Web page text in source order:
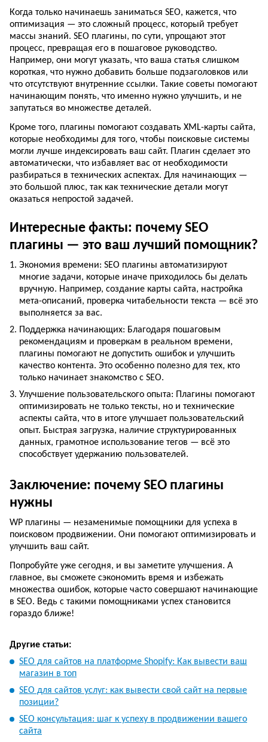
Когда только начинаешь заниматься SEO, кажется, что
оптимизация — это сложный процесс, который требует
массы знаний. SEO плагины, по сути, упрощают этот
процесс, превращая его в пошаговое руководство.
Например, они могут указать, что ваша статья слишком
короткая, что нужно добавить больше подзаголовков или
что отсутствуют внутренние ссылки. Такие советы помогают
начинающим понять, что именно нужно улучшить, и не
запутаться во множестве деталей.
Кроме того, плагины помогают создавать XML-карты сайта,
которые необходимы для того, чтобы поисковые системы
могли лучше индексировать ваш сайт. Плагин сделает это
автоматически, что избавляет вас от необходимости
разбираться в технических аспектах. Для начинающих —
это большой плюс, так как технические детали могут
оказаться непростой задачей.
Интересные факты: почему SEO
плагины — это ваш лучший помощник?
Экономия времени: SEO плагины автоматизируют
многие задачи, которые иначе приходилось бы делать
вручную. Например, создание карты сайта, настройка
мета-описаний, проверка читабельности текста — всё это
выполняется за вас.
Поддержка начинающих: Благодаря пошаговым
рекомендациям и проверкам в реальном времени,
плагины помогают не допустить ошибок и улучшить
качество контента. Это особенно полезно для тех, кто
только начинает знакомство с SEO.
Улучшение пользовательского опыта: Плагины помогают
оптимизировать не только тексты, но и технические
аспекты сайта, что в итоге улучшает пользовательский
опыт. Быстрая загрузка, наличие структурированных
данных, грамотное использование тегов — всё это
способствует удержанию пользователей.
Заключение: почему SEO плагины
нужны
WP плагины — незаменимые помощники для успеха в
поисковом продвижении. Они помогают оптимизировать и
улучшить ваш сайт.
Попробуйте уже сегодня, и вы заметите улучшения. А
главное, вы сможете сэкономить время и избежать
множества ошибок, которые часто совершают начинающие
в SEO. Ведь с такими помощниками успех становится
гораздо ближе!
Другие статьи:
SEO для сайтов на платформе Shopify: Как вывести ваш
магазин в топ
SEO для сайтов услуг: как вывести свой сайт на первые
позиции?
SEO консультация: шаг к успеху в продвижении вашего
сайта